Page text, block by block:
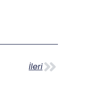
İleri